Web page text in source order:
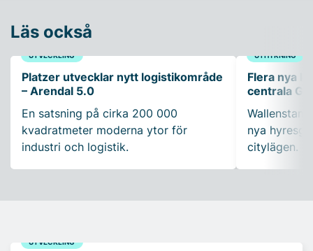
Läs också
UTVECKLING
Platzer utvecklar nytt logistikområde
– Arendal 5.0
En satsning på cirka 200 000
kvadratmeter moderna ytor för
industri och logistik.
UTHYRNING
Flera nya
centrala
nya
citylägen.
UTVECKLING